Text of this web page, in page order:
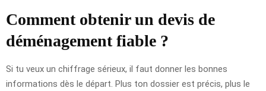
Comment obtenir un devis de
déménagement fiable ?
Si tu veux un chiffrage sérieux, il faut donner les bonnes
informations dès le départ. Plus ton dossier est précis, plus le